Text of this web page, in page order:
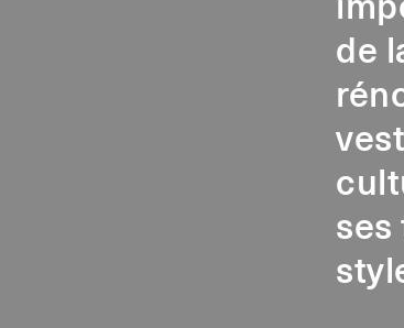
de
ses